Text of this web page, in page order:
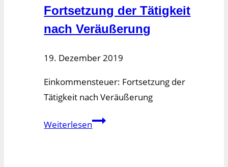
Fortsetzung der Tätigkeit
nach Veräußerung
19. Dezember 2019
Einkommensteuer: Fortsetzung der
Tätigkeit nach Veräußerung
WeiterlesenEinkommensteuer: